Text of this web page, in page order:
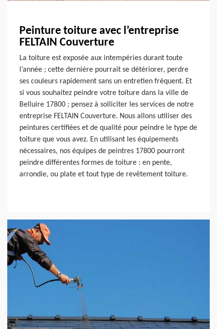
Peinture toiture avec l’entreprise
FELTAIN Couverture
La toiture est exposée aux intempéries durant toute
l’année ; cette dernière pourrait se détériorer, perdre
ses couleurs rapidement sans un entretien fréquent. Et
si vous souhaitez peindre votre toiture dans la ville de
Belluire 17800 ; pensez à solliciter les services de notre
entreprise FELTAIN Couverture. Nous allons utiliser des
peintures certifiées et de qualité pour peindre le type de
toiture que vous avez. En utilisant les équipements
nécessaires, nos équipes de peintres 17800 pourront
peindre différentes formes de toiture : en pente,
arrondie, ou plate et tout type de revêtement toiture.